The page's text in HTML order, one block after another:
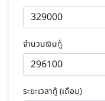
จำนวนเงินกู้
ระยะเวลากู้ (เดือน)